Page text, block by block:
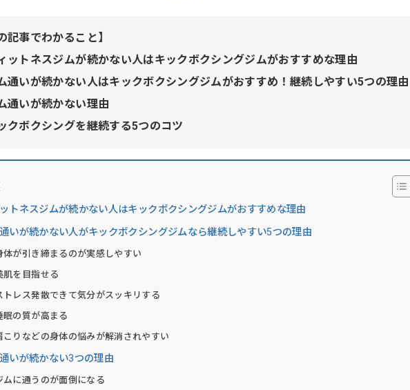
記事でわかること】
ットネスジムが続かない人はキックボクシングジムがおすすめな理由
通いが続かない人はキックボクシングジムがおすすめ！継続しやすい5つの理由
通いが続かない理由
クボクシングを継続する5つのコツ
トネスジムが続かない人はキックボクシングジムがおすすめな理由
いが続かない人がキックボクシングジムなら継続しやすい5つの理由
体が引き締まるのが実感しやすい
肌を目指せる
トレス発散できて気分がスッキリする
眠の質が高まる
こりなどの身体の悩みが解消されやすい
いが続かない3つの理由
ムに通うのが面倒になる